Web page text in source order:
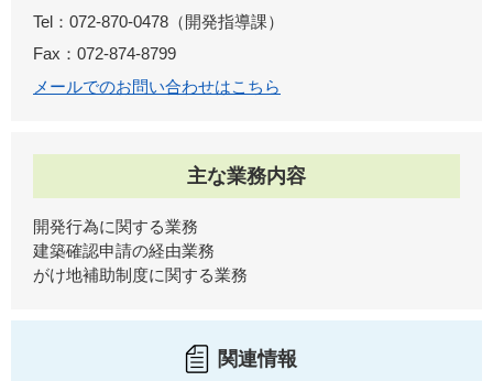
Tel：072-870-0478
開発指導課
Fax：072-874-8799
メールでのお問い合わせはこちら
主な業務内容
開発行為に関する業務
建築確認申請の経由業務
がけ地補助制度に関する業務
関連情報